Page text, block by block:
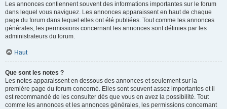
Les annonces contiennent souvent des informations importantes sur le forum
dans lequel vous naviguez. Les annonces apparaissent en haut de chaque
page du forum dans lequel elles ont été publiées. Tout comme les annonces
générales, les permissions concernant les annonces sont définies par les
administrateurs du forum.
Haut
Que sont les notes ?
Les notes apparaissent en dessous des annonces et seulement sur la
première page du forum concerné. Elles sont souvent assez importantes et il
est recommandé de les consulter dès que vous en avez la possibilité. Tout
comme les annonces et les annonces générales, les permissions concernant